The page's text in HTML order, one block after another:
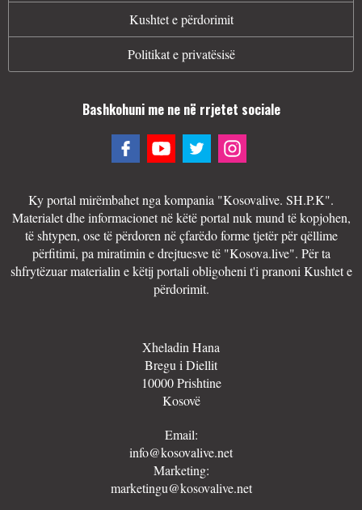
Kushtet e përdorimit
Politikat e privatësisë
Bashkohuni me ne në rrjetet sociale
Ky portal mirëmbahet nga kompania "Kosovalive. SH.P.K".
Materialet dhe informacionet në këtë portal nuk mund të kopjohen,
të shtypen, ose të përdoren në çfarëdo forme tjetër për qëllime
përfitimi, pa miratimin e drejtuesve të "Kosova.live". Për ta
shfrytëzuar materialin e këtij portali obligoheni t'i pranoni Kushtet e
përdorimit.
Xheladin Hana
Bregu i Diellit
10000 Prishtine
Kosovë
Email:
info@kosovalive.net
Marketing:
marketingu@kosovalive.net